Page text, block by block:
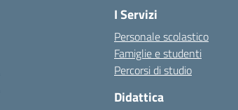
I Servizi
Personale scolastico
Famiglie e studenti
Percorsi di studio
Didattica